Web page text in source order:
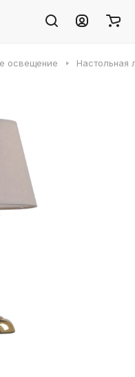
освещение Настольная